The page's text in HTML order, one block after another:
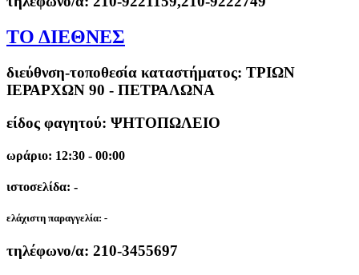
ΤΟ ΔΙΕΘΝΕΣ
διεύθνση-τοποθεσία καταστήματος: ΤΡΙΩΝ
ΙΕΡΑΡΧΩΝ 90 - ΠΕΤΡΑΛΩΝΑ
είδος φαγητού: ΨΗΤΟΠΩΛΕΙΟ
ωράριο: 12:30 - 00:00
ιστοσελίδα: -
ελάχιστη παραγγελία: -
τηλέφωνο/α: 210-3455697